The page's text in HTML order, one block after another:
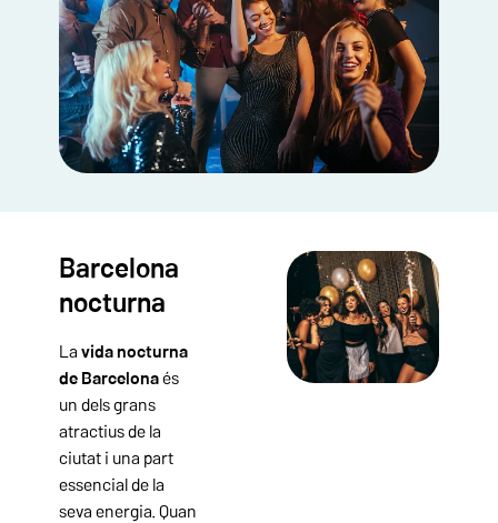
Barcelona
nocturna
La vida nocturna
de Barcelonaés
un dels grans
atractius de la
ciutat i una part
essencial de la
seva energia. Quan